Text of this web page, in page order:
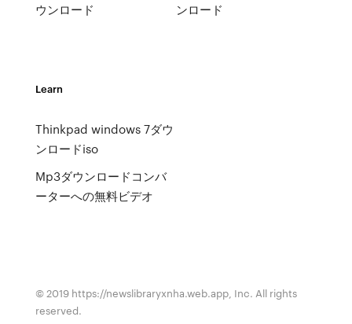
ウンロード
ンロード
Learn
Thinkpad windows 7ダウ
ンロードiso
Mp3ダウンロードコンバ
ーターへの無料ビデオ
© 2019 https://newslibraryxnha.web.app, Inc. All rights
reserved.